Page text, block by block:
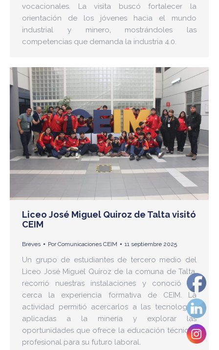
vocacionales. La visita buscó fortalecer la
orientación de los jóvenes hacia el mundo
industrial y minero, mostrándoles las
competencias que demanda la industria 4.0.
Liceo José Miguel Quiroz de Talta visitó
CEIM
Breves PorComunicaciones CEIM 11 septiembre 2025
Un grupo de estudiantes de tercero medio del
Liceo José Miguel Quiroz de la comuna de Talta,
recorrió nuestras instalaciones y conoció de
cerca la experiencia formativa de CEIM. La
actividad permitió acercarlos a las tecnologías
aplicadas a la minería y explorar las
oportunidades que ofrece la educación técnico-
profesional para su futuro laboral.